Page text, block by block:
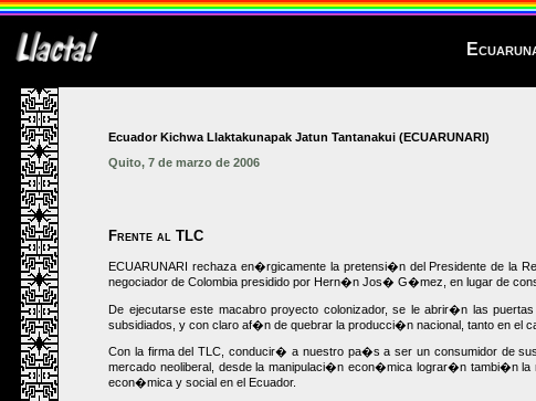
Ecuador Kichwa Llaktakunapak Jatun Tantanakui (ECUARUNARI)
Quito, 7 de marzo de 2006
Frente al TLC
ECUARUNARI rechaza en�rgicamente la pretensi�n del Presidente de la
negociador de Colombia presidido por Hern�n Jos� G�mez, en lugar de
De ejecutarse este macabro proyecto colonizador, se le abrir�n las
subsidiados, y con claro af�n de quebrar la producci�n nacional, tanto en el
Con la firma del TLC, conducir� a nuestro pa�s a ser un consumidor de
mercado neoliberal, desde la manipulaci�n econ�mica lograr�n tambi�n
econ�mica y social en el Ecuador.